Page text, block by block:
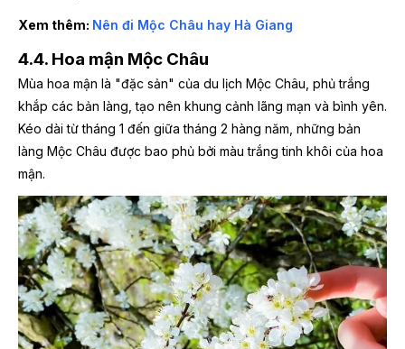
Xem thêm: Nên đi Mộc Châu hay Hà Giang
4.4. Hoa mận Mộc Châu
Mùa hoa mận là "đặc sản" của du lịch Mộc Châu, phủ trắng
khắp các bản làng, tạo nên khung cảnh lãng mạn và bình yên.
Kéo dài từ tháng 1 đến giữa tháng 2 hàng năm, những bản
làng Mộc Châu được bao phủ bởi màu trắng tinh khôi của hoa
mận.